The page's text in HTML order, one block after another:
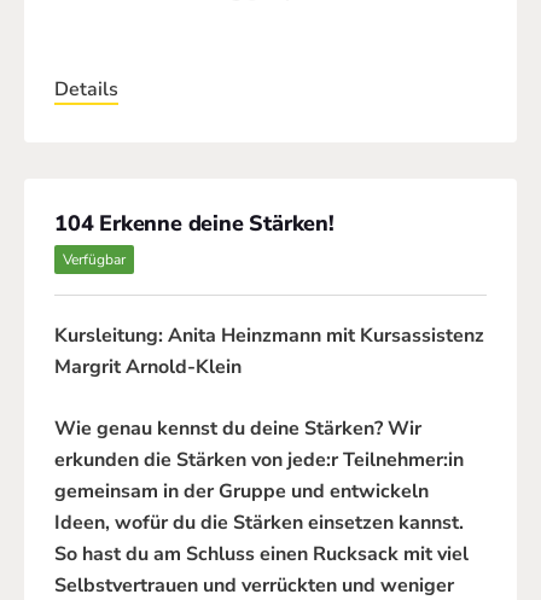
Details
104 Erkenne deine Stärken!
Verfügbar
Kursleitung: Anita Heinzmann mit Kursassistenz
Margrit Arnold-Klein
Wie genau kennst du deine Stärken? Wir
erkunden die Stärken von jede:r Teilnehmer:in
gemeinsam in der Gruppe und entwickeln
Ideen, wofür du die Stärken einsetzen kannst.
So hast du am Schluss einen Rucksack mit viel
Selbstvertrauen und verrückten und weniger